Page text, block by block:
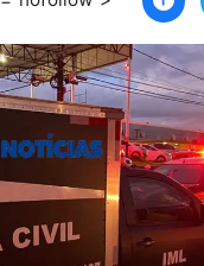
com-revolver/